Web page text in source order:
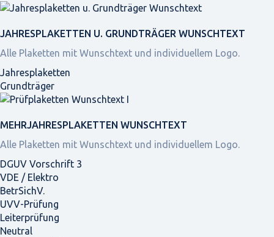
JAHRES­PLAKETTEN U. GRUNDTRÄGER WUNSCHTEXT
Alle Plaketten mit Wunschtext und individuellem Logo.
Jahresplaketten
Grundträger
MEHRJAHRES­PLAKETTEN WUNSCHTEXT
Alle Plaketten mit Wunschtext und individuellem Logo.
DGUV Vorschrift 3
VDE / Elektro
BetrSichV.
UVV-Prüfung
Leiterprüfung
Neutral